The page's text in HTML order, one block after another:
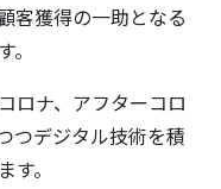
客獲得の一助となる
ロナ、アフターコロ
つデジタル技術を積
。